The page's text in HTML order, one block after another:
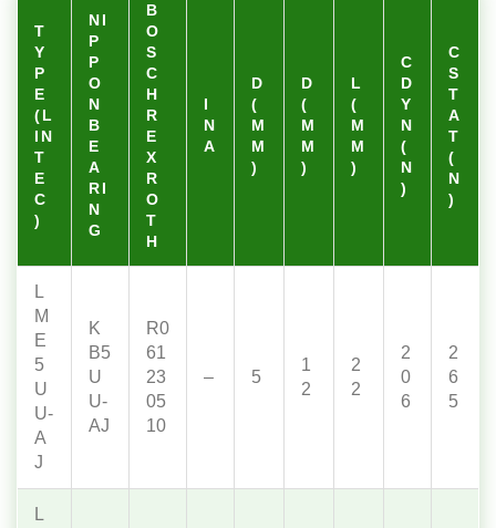
T
Y
P
E
(L
IN
T
E
C
)
NI
P
P
O
N
B
E
A
RI
N
G
B
O
S
C
H
R
E
X
R
O
T
H
I
N
A
D
(
M
M
)
D
(
M
M
)
L
(
M
M
)
C
D
Y
N
(
N
)
C
S
T
A
T
(
N
)
L
M
E
5
U
U-
A
J
K
B5
U
U-
AJ
R0
61
23
05
10
– 5
1
2
2
2
2
0
6
2
6
5
L